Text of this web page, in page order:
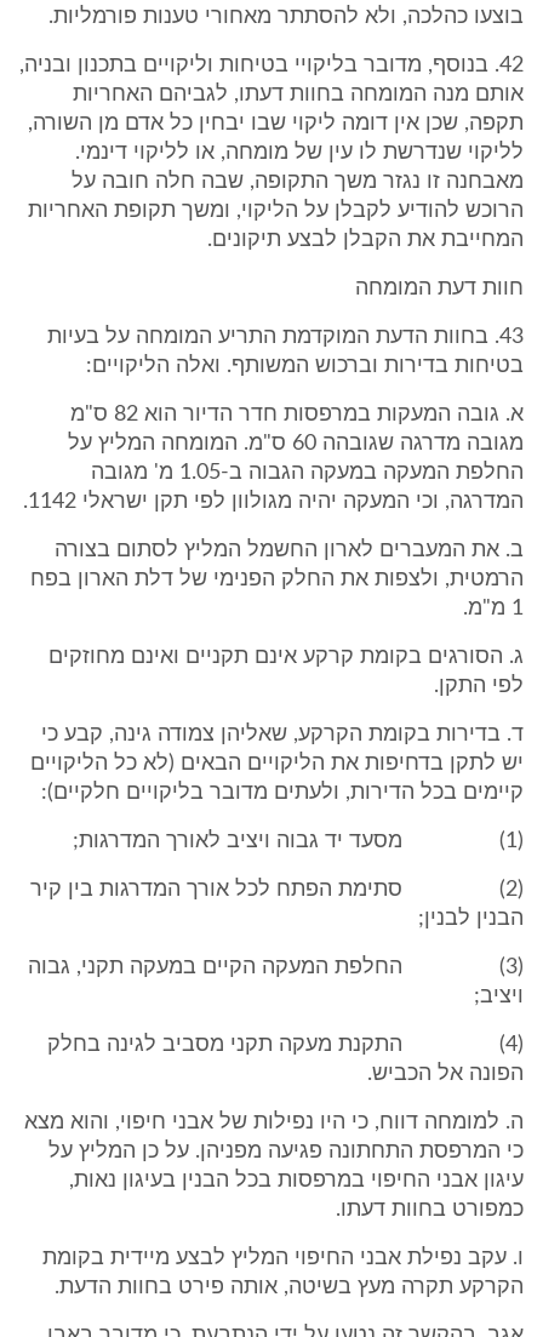
בוצעו כהלכה, ולא להסתתר מאחורי טענות פורמליות.
42. בנוסף, מדובר בליקויי בטיחות וליקויים בתכנון ובניה,
אותם מנה המומחה בחוות דעתו, לגביהם האחריות
תקפה, שכן אין דומה ליקוי שבו יבחין כל אדם מן השורה,
לליקוי שנדרשת לו עין של מומחה, או לליקוי דינמי.
מאבחנה זו נגזר משך התקופה, שבה חלה חובה על
הרוכש להודיע לקבלן על הליקוי, ומשך תקופת האחריות
המחייבת את הקבלן לבצע תיקונים.
חוות דעת המומחה
43. בחוות הדעת המוקדמת התריע המומחה על בעיות
בטיחות בדירות וברכוש המשותף. ואלה הליקויים:
א. גובה המעקות במרפסות חדר הדיור הוא 82 ס"מ
מגובה מדרגה שגובהה 60 ס"מ. המומחה המליץ על
החלפת המעקה במעקה הגבוה ב-1.05 מ' מגובה
המדרגה, וכי המעקה יהיה מגולוון לפי תקן ישראלי 1142.
ב. את המעברים לארון החשמל המליץ לסתום בצורה
הרמטית, ולצפות את החלק הפנימי של דלת הארון בפח
1 מ"מ.
ג. הסורגים בקומת קרקע אינם תקניים ואינם מחוזקים
לפי התקן.
ד. בדירות בקומת הקרקע, שאליהן צמודה גינה, קבע כי
יש לתקן בדחיפות את הליקויים הבאים (לא כל הליקויים
קיימים בכל הדירות, ולעתים מדובר בליקויים חלקיים):
(1) מסעד יד גבוה ויציב לאורך המדרגות;
(2) סתימת הפתח לכל אורך המדרגות בין קיר
הבנין לבנין;
(3) החלפת המעקה הקיים במעקה תקני, גבוה
ויציב;
(4) התקנת מעקה תקני מסביב לגינה בחלק
הפונה אל הכביש.
ה. למומחה דווח, כי היו נפילות של אבני חיפוי, והוא מצא
כי המרפסת התחתונה פגיעה מפניהן. על כן המליץ על
עיגון אבני החיפוי במרפסות בכל הבנין בעיגון נאות,
כמפורט בחוות דעתו.
ו. עקב נפילת אבני החיפוי המליץ לבצע מיידית בקומת
הקרקע תקרה מעץ בשיטה, אותה פירט בחוות הדעת.